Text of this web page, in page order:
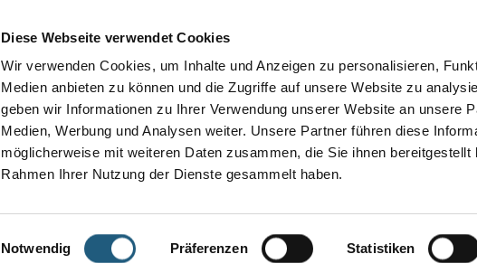
Diese Webseite verwendet Cookies
Wir verwenden Cookies, um Inhalte und Anzeigen zu personalisieren,
Medien anbieten zu können und die Zugriffe auf unsere Website zu
geben wir Informationen zu Ihrer Verwendung unserer Website an unsere
Medien, Werbung und Analysen weiter. Unsere Partner führen diese
möglicherweise mit weiteren Daten zusammen, die Sie ihnen bereitgestellt
Rahmen Ihrer Nutzung der Dienste gesammelt haben.
Einwilligungsauswahl
Notwendig Präferenzen Statistiken
Besuchen &
Schützen &
Entwickeln
Lernen &